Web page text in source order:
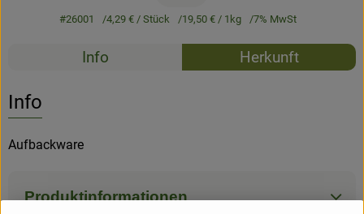
#26001 4,29 € / Stück 19,50 € / 1kg 7% MwSt
Rezepte
Info Herkunft
Info
Aufbackware
Produktinformationen